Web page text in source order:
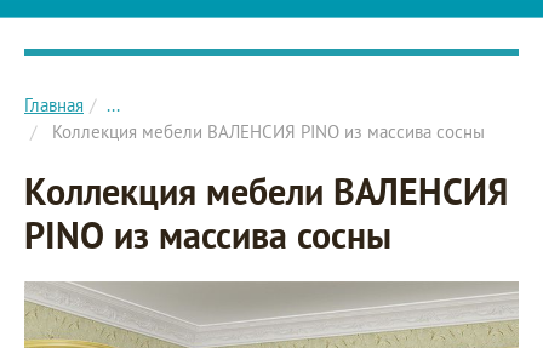
Главное меню сайта
Главная
...
Коллекция мебели ВАЛЕНСИЯ PINO из массива сосны
Коллекция мебели ВАЛЕНСИЯ
PINO из массива сосны